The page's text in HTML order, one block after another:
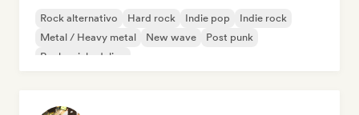
Rock alternativo Hard rock Indie pop
Indie rock
Metal / Heavy metal
New wave
Post punk
Rock psichedelico